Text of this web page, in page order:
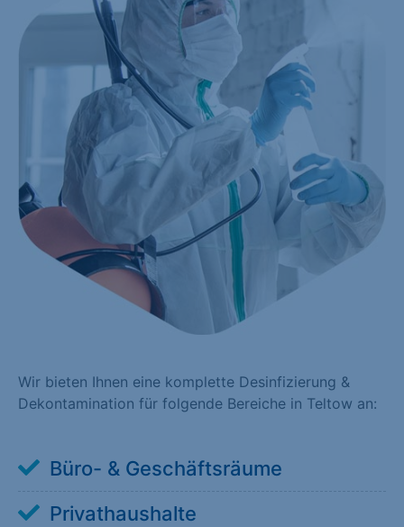
Wir bieten Ihnen eine komplette Desinfizierung &
Dekontamination für folgende Bereiche in Teltow an:
Büro- & Geschäftsräume
Privathaushalte